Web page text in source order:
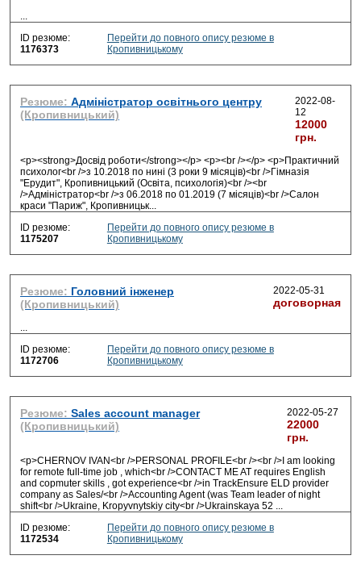
...
ID резюме:
1176373
Перейти до повного опису резюме в
Кропивницькому
Резюме: Адміністратор освітнього центру
(Кропивницький)
2022-08-
12
12000
грн.
<p><strong>Досвід роботи</strong></p> <p><br /></p> <p>Практичний
психолог<br />з 10.2018 по нині (3 роки 9 місяців)<br />Гімназія
"Ерудит", Кропивницький (Освіта, психологія)<br /><br
/>Адміністратор<br />з 06.2018 по 01.2019 (7 місяців)<br />Салон
краси "Париж", Кропивницьк...
ID резюме:
1175207
Перейти до повного опису резюме в
Кропивницькому
Резюме: Головний інженер
(Кропивницький)
2022-05-31
договорная
...
ID резюме:
1172706
Перейти до повного опису резюме в
Кропивницькому
Резюме: Sales account manager
(Кропивницький)
2022-05-27
22000
грн.
<p>CHERNOV IVAN<br />PERSONAL PROFILE<br /><br />I am looking
for remote full-time job , which<br />CONTACT ME AT requires English
and copmuter skills , got experience<br />in TrackEnsure ELD provider
company as Sales/<br />Accounting Agent (was Team leader of night
shift<br />Ukraine, Kropyvnytskiy city<br />Ukrainskaya 52 ...
ID резюме:
1172534
Перейти до повного опису резюме в
Кропивницькому